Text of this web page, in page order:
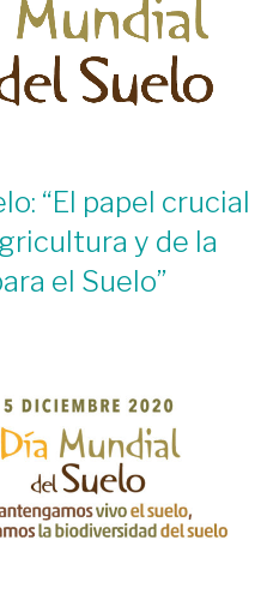
“El papel crucial
y de la
el Suelo”